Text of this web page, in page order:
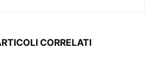
CORRELATI